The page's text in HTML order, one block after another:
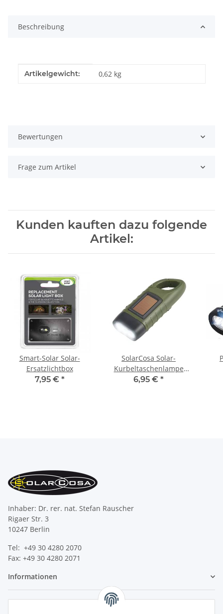
Beschreibung
Produkteigenschaft
Wert
Artikelgewicht: 0,62 kg
Bewertungen
Frage zum Artikel
Kunden kauften dazu folgende
Artikel:
Smart-Solar Solar-
Ersatzlichtbox
7,95 € *
SolarCosa Solar-
Kurbeltaschenlampe
olive
6,95 € *
Inhaber: Dr. rer. nat. Stefan Rauscher
Rigaer Str. 3
10247 Berlin
Tel: +49 30 4280 2070
Fax: +49 30 4280 2071
Informationen